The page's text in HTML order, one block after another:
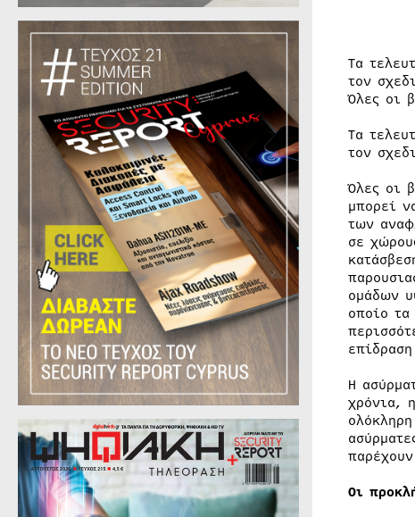
Τα
τον
Όλες οι
Τα
τον
Όλες οι
μπορεί
των
σε
ομάδων
οποίο
Η
χρόνια,
Οι